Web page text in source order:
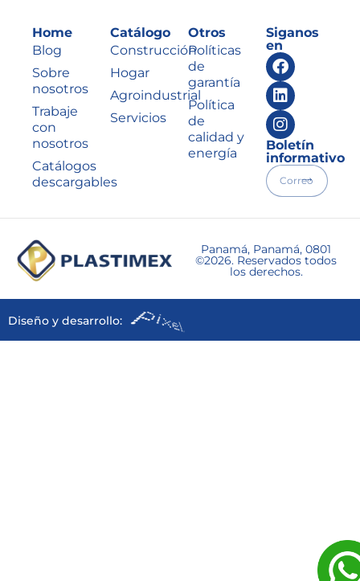
Home
Blog
Sobre
nosotros
Trabaje
con
nosotros
Catálogos
descargables
Catálogo
Construcción
Hogar
Agroindustrial
Servicios
Otros
Políticas
de
garantía
Política
de
calidad y
energía
Siganos
en
Boletín
informativo
Panamá, Panamá, 0801
©2026. Reservados todos
los derechos.
Diseño y desarrollo: